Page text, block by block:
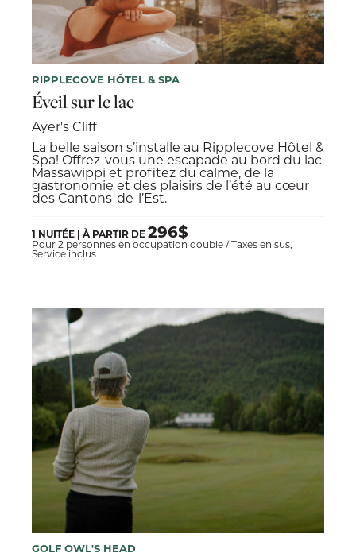
RIPPLECOVE HÔTEL & SPA
Éveil sur le lac
Ayer's Cliff
La belle saison s’installe au Ripplecove Hôtel &
Spa! Offrez-vous une escapade au bord du lac
Massawippi et profitez du calme, de la
gastronomie et des plaisirs de l’été au cœur
des Cantons-de-l’Est.
1 NUITÉE | À PARTIR DE296$
Pour 2 personnes en occupation double / Taxes en sus,
Service inclus
GOLF OWL'S HEAD